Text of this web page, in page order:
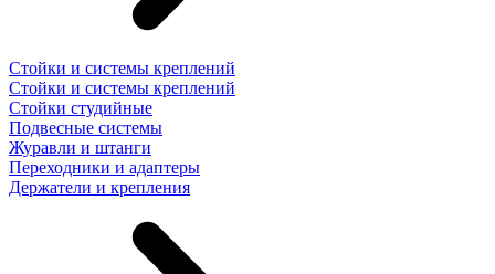
Стойки и системы креплений
Стойки и системы креплений
Стойки студийные
Подвесные системы
Журавли и штанги
Переходники и адаптеры
Держатели и крепления